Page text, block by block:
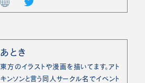
あとき
東方のイラストや漫画を描いてます。アト
キンソンと言う同人サークル名でイベント